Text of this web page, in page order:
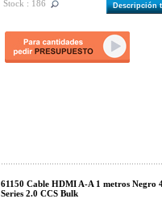
Stock : 186 Descripción
61150 Cable HDMI A-A 1 metros Negro
Series 2.0 CCS Bulk